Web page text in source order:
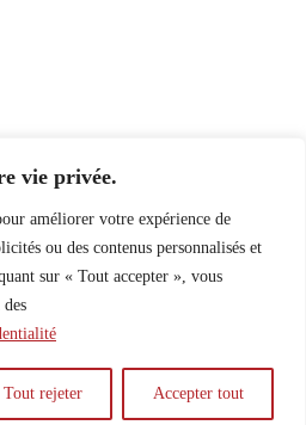
vie privée.
améliorer votre expérience de
ou des contenus personnalisés et
sur « Tout accepter », vous
Tout rejeter Accepter tout